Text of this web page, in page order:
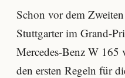
Schon vor dem
Stuttgarter im Grand-
Mercedes-Benz W 165
den ersten Regeln für